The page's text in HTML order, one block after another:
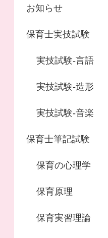
お知らせ
保育士実技試験
実技試験-言語
実技試験-造形
実技試験-音楽
保育士筆記試験
保育の心理学
保育原理
保育実習理論